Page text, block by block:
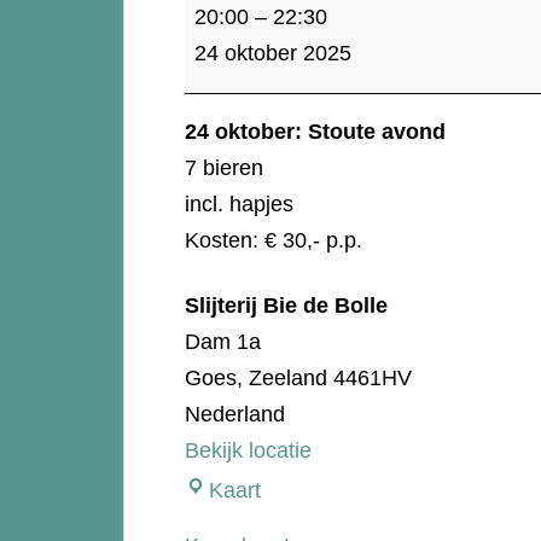
24
oktober:
20:00 – 22:30
24 oktober 2025
24 oktober: Stoute avond
7 bieren
incl. hapjes
Kosten: € 30,- p.p.
Slijterij Bie de Bolle
Dam 1a
Goes, Zeeland 4461HV
Nederland
Bekijk locatie
KaartSlijterij